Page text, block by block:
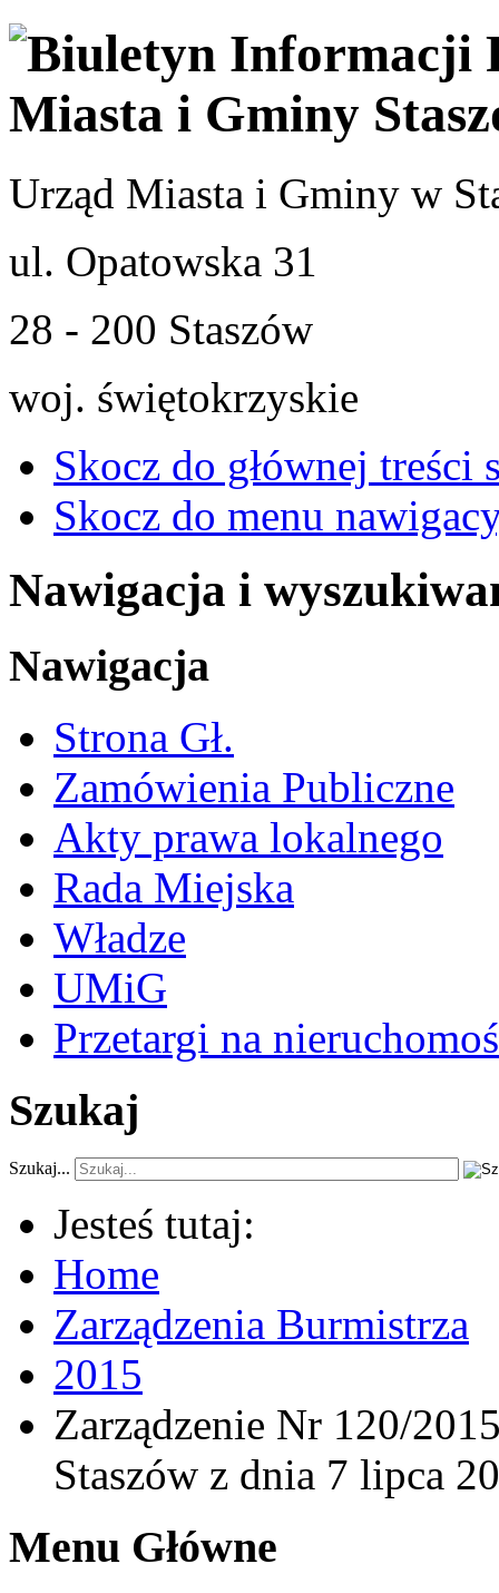
Urząd Miasta i Gminy w
ul. Opatowska 31
28 - 200 Staszów
woj. świętokrzyskie
Skocz do głównej treści
Skocz do menu
Nawigacja i
Nawigacja
Strona Gł.
Zamówienia Publiczne
Akty prawa lokalnego
Rada Miejska
Władze
UMiG
Przetargi na
Szukaj
Szukaj...
Jesteś tutaj:
Home
Zarządzenia Burmistrza
2015
Zarządzenie Nr 120/
Staszów z dnia 7 lipca
Menu Główne